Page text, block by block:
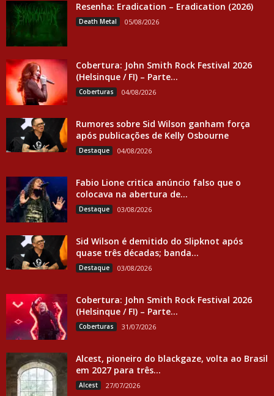
Resenha: Eradication – Eradication (2026)
Death Metal 05/08/2026
Cobertura: John Smith Rock Festival 2026
(Helsinque / FI) – Parte...
Coberturas 04/08/2026
Rumores sobre Sid Wilson ganham força
após publicações de Kelly Osbourne
Destaque 04/08/2026
Fabio Lione critica anúncio falso que o
colocava na abertura de...
Destaque 03/08/2026
Sid Wilson é demitido do Slipknot após
quase três décadas; banda...
Destaque 03/08/2026
Cobertura: John Smith Rock Festival 2026
(Helsinque / FI) – Parte...
Coberturas 31/07/2026
Alcest, pioneiro do blackgaze, volta ao Brasil
em 2027 para três...
Alcest 27/07/2026